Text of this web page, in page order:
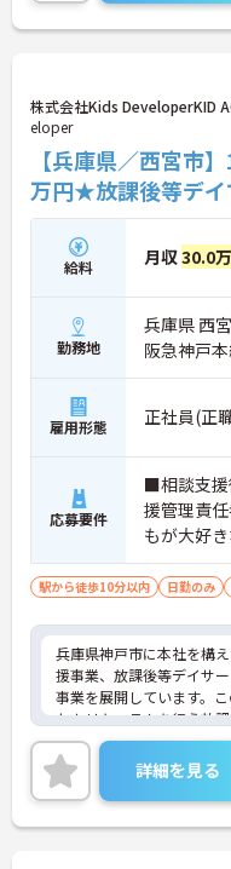
株式会社Kids DeveloperKID
eloper
【兵庫県／西宮市
万円★放課後等デイ
給料 月収30.0
勤務地
兵庫県 西
阪急神戸
雇用形態 正社員(正
応募要件
■相談支
援管理責
もが大好
い方、福
駅から徒歩10分以内 日勤のみ
兵庫県神戸市に本社を構
援事業、放課後等デイサ
事業を展開しています。
たカリキュラムを行う放
集です。子供達の未来の
力でサポートしています
ドな職場ではなく、子ど
あたたかい環境です。ご
ポイントなど、さらに詳
詳細を見る